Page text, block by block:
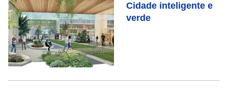
Cidade inteligente e
verde